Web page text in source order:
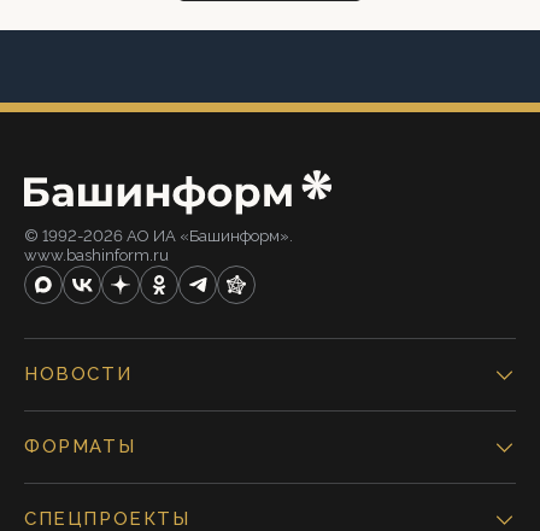
© 1992-2026 АО ИА «Башинформ».
www.bashinform.ru
НОВОСТИ
ФОРМАТЫ
СПЕЦПРОЕКТЫ